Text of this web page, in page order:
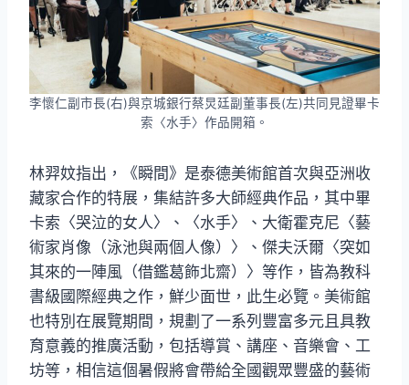
李懷仁副市長(右)與京城銀行蔡炅廷副董事長(左)共同見證畢卡
索〈水手〉作品開箱。
林羿妏指出，《瞬間》是泰德美術館首次與亞洲收
藏家合作的特展，集結許多大師經典作品，其中畢
卡索〈哭泣的女人〉、〈水手〉、大衛霍克尼〈藝
術家肖像（泳池與兩個人像）〉、傑夫沃爾〈突如
其來的一陣風（借鑑葛飾北齋）〉等作，皆為教科
書級國際經典之作，鮮少面世，此生必覽。美術館
也特別在展覽期間，規劃了一系列豐富多元且具教
育意義的推廣活動，包括導賞、講座、音樂會、工
坊等，相信這個暑假將會帶給全國觀眾豐盛的藝術